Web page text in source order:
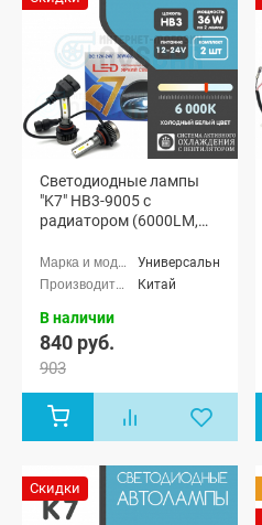
Светодиодные лампы
"K7" HB3-9005 с
радиатором (6000LM,
Универсальные
Китай
В наличии
840 руб.
903
Скидки